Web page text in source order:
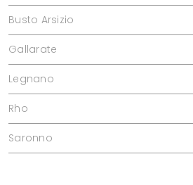
Busto Arsizio
Gallarate
Legnano
Rho
Saronno